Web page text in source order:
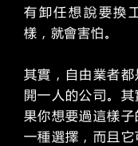
有卸任想說要換
樣，就會害怕。
其實，自由業者都
開一人的公司。
果你想要過這樣
一種選擇，而且